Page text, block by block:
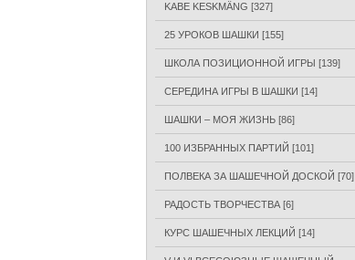
KABE KESKMÄNG [327]
25 УРОКОВ ШАШКИ [155]
ШКОЛА ПОЗИЦИОННОЙ ИГРЫ [139]
СЕРЕДИНА ИГРЫ В ШАШКИ [14]
ШАШКИ – МОЯ ЖИЗНЬ [86]
100 ИЗБРАННЫХ ПАРТИЙ [101]
ПОЛВЕКА ЗА ШАШЕЧНОЙ ДОСКОЙ [70]
РАДОСТЬ ТВОРЧЕСТВА [6]
КУРС ШАШЕЧНЫХ ЛЕКЦИЙ [14]